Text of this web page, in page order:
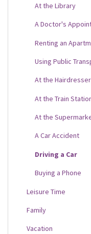
At the Library
A Doctor's
Renting an
Using Public
At the
At the Train
At the
A Car Accident
Driving a Car
Buying a Phone
Leisure Time
Family
Vacation